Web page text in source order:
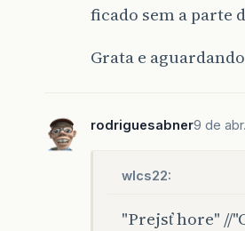
ficado sem a parte
Grata e
rodriguesabner9 de
wlcs22:
"Prejsť hore" //